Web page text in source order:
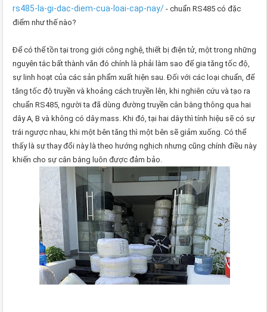
rs485-la-gi-dac-diem-cua-loai-cap-nay/ - chuẩn RS485 có đặc
điểm như thế nào?
Để có thể tồn tại trong giới công nghệ, thiết bị điện tử, một trong những
nguyên tắc bất thành văn đó chính là phải làm sao để gia tăng tốc độ,
sự linh hoạt của các sản phẩm xuất hiện sau. Đối với các loại chuẩn, để
tăng tốc độ truyền và khoảng cách truyền lên, khi nghiên cứu và tạo ra
chuẩn RS485, người ta đã dùng đường truyền cân bằng thông qua hai
dây A, B và không có dây mass. Khi đó, tại hai dây thì tính hiệu sẽ có sự
trái ngược nhau, khi một bên tăng thì một bên sẽ giảm xuống. Có thể
thấy là sự thay đổi này là theo hướng nghịch nhưng cũng chính điều này
khiến cho sự cân bằng luôn được đảm bảo.